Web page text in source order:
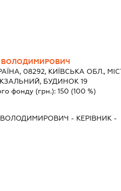
08292, КИЇВСЬКА ОБЛ.,
БУДИНОК 19
фонду (грн.): 150 (100 %)
- КЕРІВНИК-